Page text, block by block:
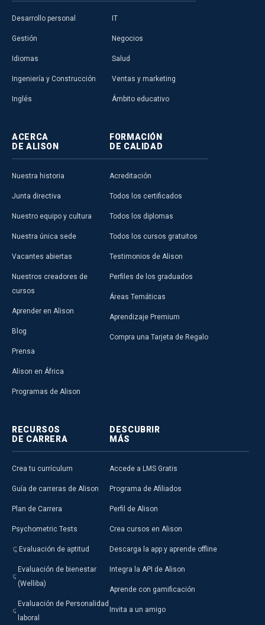
Desarrollo personal
Gestión
Idiomas
Ingeniería y Construcción
Inglés
IT
Negocios
Salud
Ventas y marketing
Ámbito educativo
ACERCA
DE ALISON
Nuestra historia
Junta directiva
Nuestro equipo y cultura
Nuestra única sede
Vacantes abiertas
Nuestros creadores de
cursos
Aprender en Alison
Blog
Prensa
Alison en África
Programas de Alison
FORMACIÓN
DE CALIDAD
Acreditación
Todos los certificados
Todos los diplomas
Todos los cursos gratuitos
Testimonios de Alison
Perfiles de los graduados
Áreas Temáticas
Aprendizaje Premium
Compra una Tarjeta de Regalo
RECURSOS
DE CARRERA
Crea tu currículum
Guía de carreras de Alison
Plan de Carrera
Psychometric Tests
Evaluación de aptitud
Evaluación de bienestar
(Welliba)
Evaluación de Personalidad
laboral
DESCUBRIR
MÁS
Accede a LMS Gratis
Programa de Afiliados
Perfil de Alison
Crea cursos en Alison
Descarga la app y aprende offline
Integra la API de Alison
Aprende con gamificación
Invita a un amigo